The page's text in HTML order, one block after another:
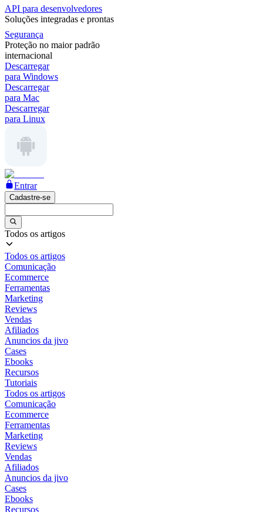
API para desenvolvedores
Soluções integradas e prontas
Segurança
Proteção no maior padrão
internacional
Descarregar
para Windows
Descarregar
para Mac
Descarregar
para Linux
Entrar
Cadastre-se
Todos os artigos
Todos os artigos
Comunicação
Ecommerce
Ferramentas
Marketing
Reviews
Vendas
Afiliados
Anuncios da jivo
Cases
Ebooks
Recursos
Tutoriais
Todos os artigos
Comunicação
Ecommerce
Ferramentas
Marketing
Reviews
Vendas
Afiliados
Anuncios da jivo
Cases
Ebooks
Recursos